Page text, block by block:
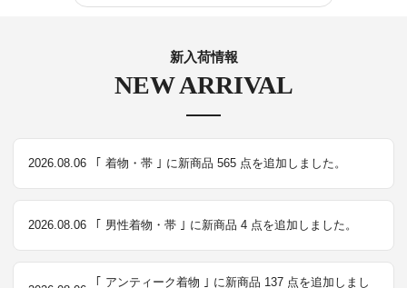
NEW ARRIVAL
新入荷情報
2026.08.06 ｢ 着物・帯 ｣ に新商品 565 点を追加しました。
2026.08.06 ｢ 男性着物・帯 ｣ に新商品 4 点を追加しました。
｢ アンティーク着物 ｣ に新商品 137 点を追加しまし